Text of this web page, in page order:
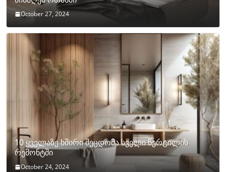
October 27, 2024
10 ყველაზე ხშირი შეცდომა სველი წერტილის
რემონტში
October 24, 2024